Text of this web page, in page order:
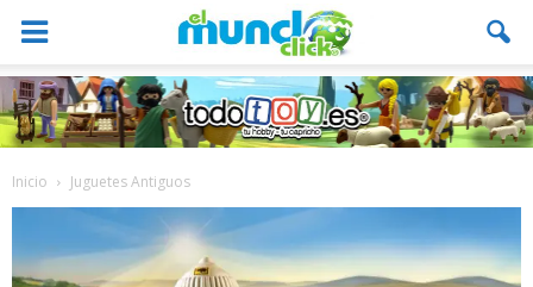
Inicio Juguetes Antiguos